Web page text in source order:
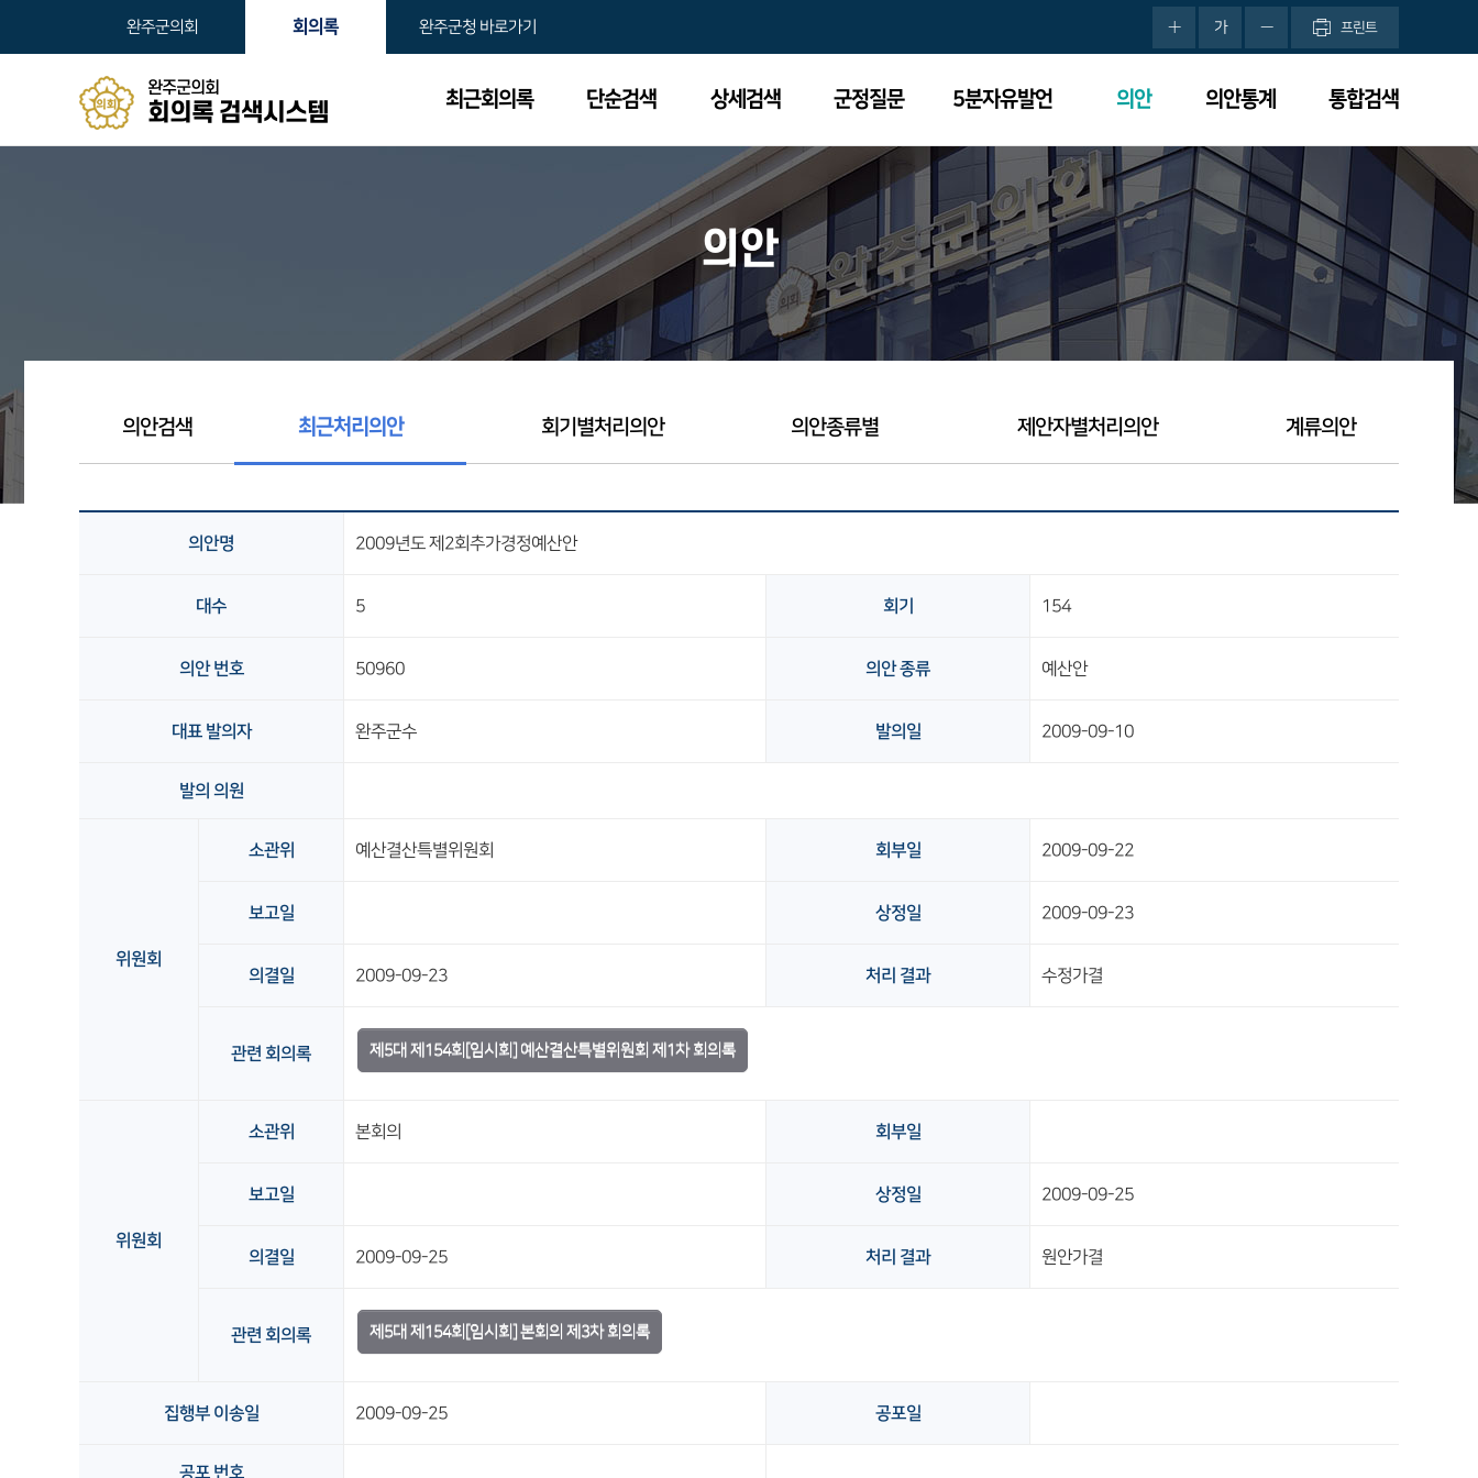
완주군의회 회의록 완주군청 바로가기 가 프린트
완주군의회
회의록 검색시스템 최근회의록 단순검색 상세검색 군정질문 5분자유발언 의안 의안통계 통합검색
의안
의안검색 최근처리의안 회기별처리의안 의안종류별 제안자별처리의안 계류의안
의안명 2009년도 제2회추가경정예산안
대수 5 회기 154
의안 번호 50960 의안 종류 예산안
대표 발의자 완주군수 발의일 2009-09-10
발의 의원
위원회
소관위 예산결산특별위원회 회부일 2009-09-22
보고일 상정일 2009-09-23
의결일 2009-09-23 처리 결과 수정가결
관련 회의록 제5대 제154회[임시회] 예산결산특별위원회 제1차 회의록
위원회
소관위 본회의 회부일
보고일 상정일 2009-09-25
의결일 2009-09-25 처리 결과 원안가결
관련 회의록 제5대 제154회[임시회] 본회의 제3차 회의록
집행부 이송일 2009-09-25 공포일
공포 번호